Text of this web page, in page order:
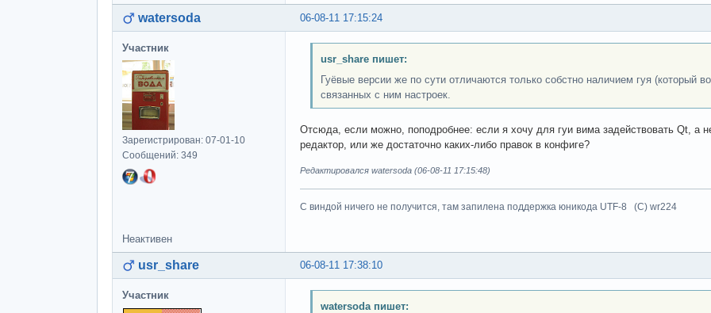
06-08-11 17:15:24
watersoda
Участник
Зарегистрирован: 07-01-10
Сообщений: 349
usr_share пишет:
Гуёвые версии же по сути отличаются только собстно наличием гуя (который
связанных с ним настроек.
Отсюда, если можно, поподробнее: если я хочу для гуи вима задействовать Qt, а
редактор, или же достаточно каких-либо правок в конфиге?
Редактировался watersoda (06-08-11 17:15:48)
С виндой ничего не получится, там запилена поддержка юникода UTF-8 (C) wr224
Неактивен
06-08-11 17:38:10
usr_share
Участник
watersoda пишет: